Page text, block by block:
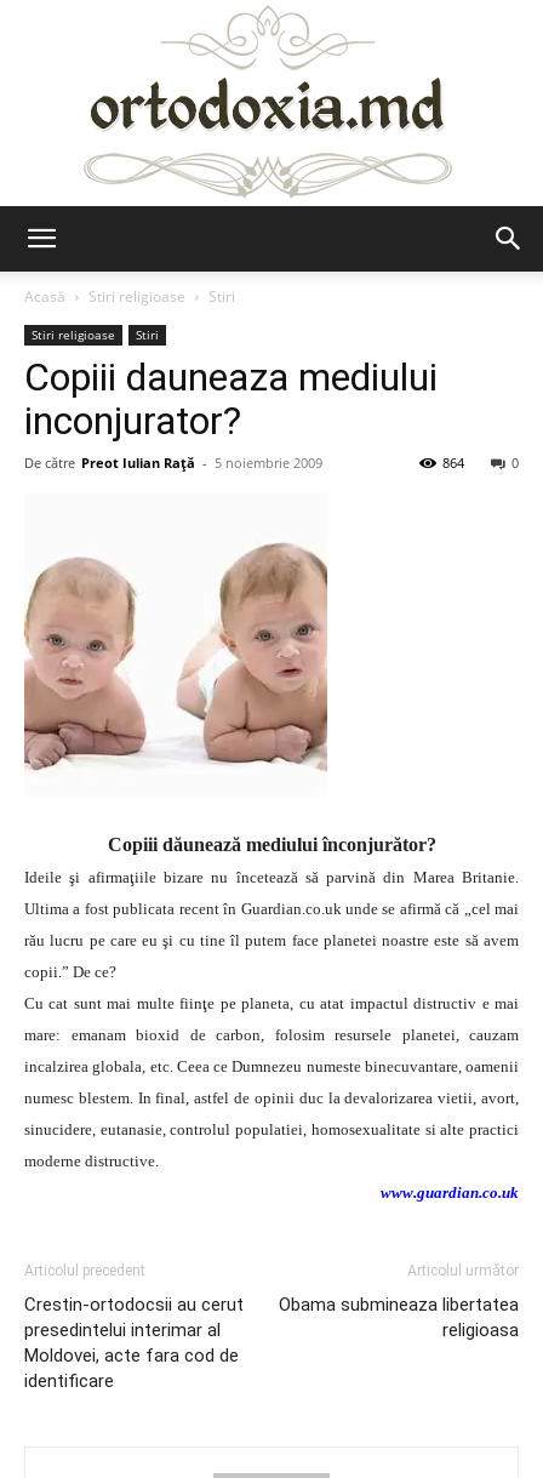
Acasă
Stiri religioase Stiri
Stiri religioase Stiri
Copiii dauneaza mediului
inconjurator?
De către Preot Iulian Raţă - 5 noiembrie 2009 0
864
Copiii dăunează mediului înconjurător?
Ideile şi afirmaţiile bizare nu încetează să parvină din Marea Britanie.
Ultima a fost publicata recent în Guardian.co.uk unde se afirmă că „cel mai
rău lucru pe care eu şi cu tine îl putem face planetei noastre este să avem
copii.” De ce?
Cu cat sunt mai multe fiinţe pe planeta, cu atat impactul distructiv e mai
mare: emanam bioxid de carbon, folosim resursele planetei, cauzam
incalzirea globala, etc. Ceea ce Dumnezeu numeste binecuvantare, oamenii
numesc blestem. In final, astfel de opinii duc la devalorizarea vietii, avort,
sinucidere, eutanasie, controlul populatiei, homosexualitate si alte practici
moderne distructive.
www.guardian.co.uk
Articolul precedent
Crestin-ortodocsii au cerut
presedintelui interimar al
Moldovei, acte fara cod de
identificare
Articolul următor
Obama submineaza libertatea
religioasa